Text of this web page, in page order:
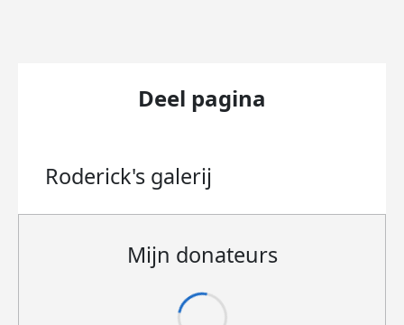
Deel pagina
Roderick's galerij
Mijn donateurs